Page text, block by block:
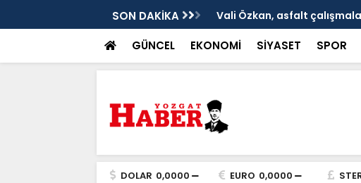
SON DAKİKA Vali Özkan, asfalt
GÜNCEL EKONOMİ SİYASET SPOR
DOLAR 0,0000 EURO 0,0000